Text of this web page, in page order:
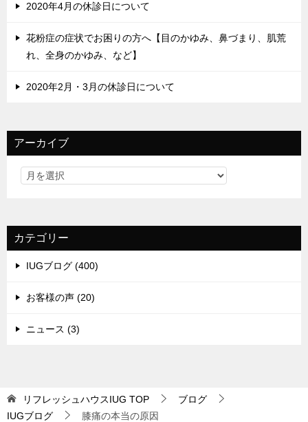
2020年4月の休診日について
花粉症の症状でお困りの方へ【目のかゆみ、鼻づまり、肌荒
れ、全身のかゆみ、など】
2020年2月・3月の休診日について
アーカイブ
カテゴリー
IUGブログ (400)
お客様の声 (20)
ニュース (3)
リフレッシュハウスIUG TOP
ブログ
IUGブログ
膝痛の本当の原因